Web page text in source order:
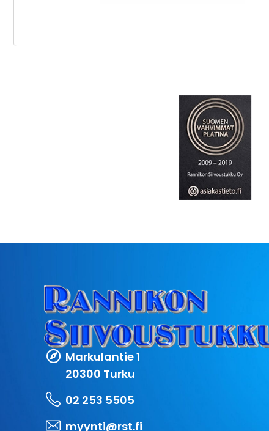
Markulantie 1
20300 Turku
02 253 5505
myynti@rst.fi